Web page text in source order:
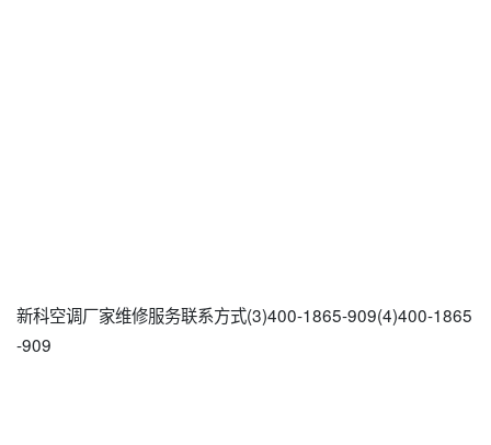
新科空调厂家维修服务联系方式(3)400-1865-909(4)400-1865
-909